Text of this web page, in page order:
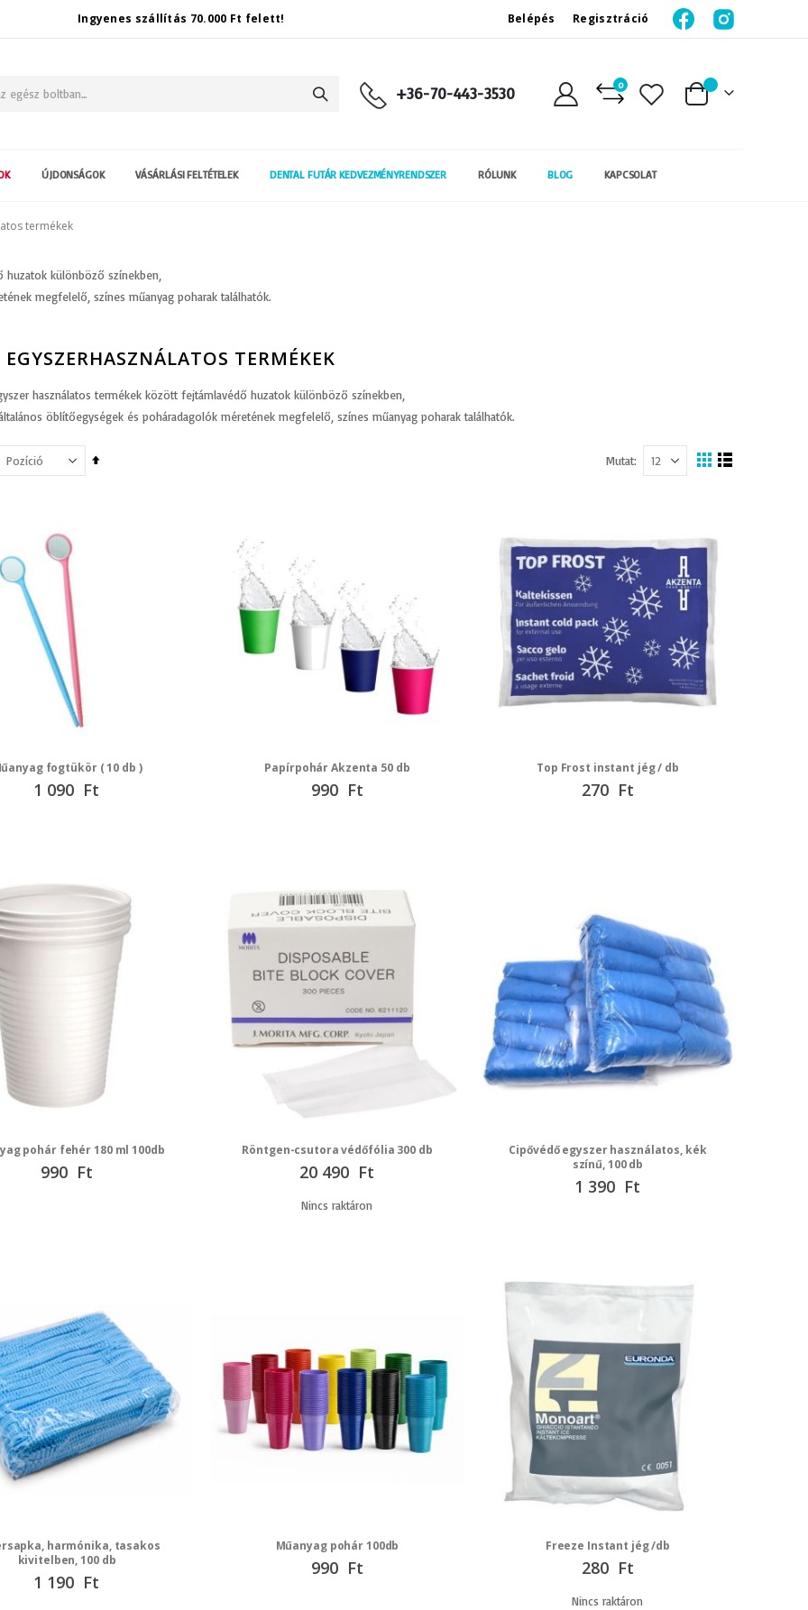
Ingyenes szállítás 70.000 Ft felett! Belépés Regisztráció
Keresés
+36-70-443-3530 0
Kosár
ÚJDONSÁGOK VÁSÁRLÁSI FELTÉTELEK DENTAL FUTÁR KEDVEZMÉNYRENDSZER RÓLUNK BLOG KAPCSOLAT
termékek
különböző színekben,
megfelelő, színes műanyag poharak találhatók.
EGYSZERHASZNÁLATOS TERMÉKEK
használatos termékek között fejtámlavédő huzatok különböző színekben,
öblítőegységek és poháradagolók méretének megfelelő, színes műanyag poharak találhatók.
Csökkenő
Mutat
Megtekintés
fogtükör ( 10 db )
1 090 Ft
Papírpohár Akzenta 50 db
990 Ft
Top Frost instant jég / db
270 Ft
pohár fehér 180 ml 100db
990 Ft
Röntgen-csutora védőfólia 300 db
20 490 Ft
Nincs raktáron
Cipővédő egyszer használatos, kék
színű, 100 db
1 390 Ft
harmónika, tasakos
kivitelben, 100 db
1 190 Ft
Műanyag pohár 100db
990 Ft
Freeze Instant jég /db
280 Ft
Nincs raktáron